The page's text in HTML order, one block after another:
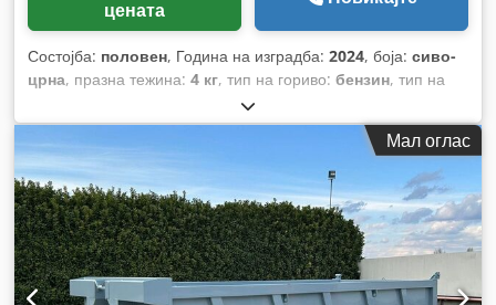
цената
Состојба: половен, Година на изградба: 2024, боја: сиво-
црна, празна тежина: 4 кг, тип на гориво: бензин, тип на
Мал оглас